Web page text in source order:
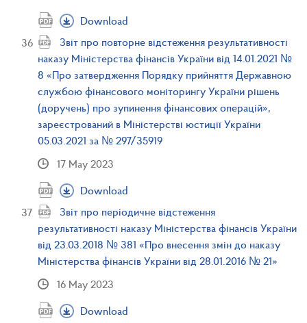
Download
Звіт про повторне відстеження результативності
наказу Міністерства фінансів України від 14.01.2021 №
8 «Про затвердження Порядку прийняття Державною
службою фінансового моніторингу України рішень
(доручень) про зупинення фінансових операцій»,
зареєстрований в Міністерстві юстиції України
05.03.2021 за № 297/35919
17 May 2023
Download
Звіт про періодичне відстеження
результативності наказу Міністерства фінансів України
від 23.03.2018 № 381 «Про внесення змін до наказу
Міністерства фінансів України від 28.01.2016 № 21»
16 May 2023
Download